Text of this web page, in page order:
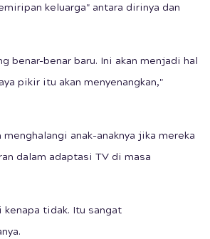
keluarga" antara dirinya dan
benar-benar baru. Ini akan menjadi hal
pikir itu akan menyenangkan,"
menghalangi anak-anaknya jika mereka
dalam adaptasi TV di masa
kenapa tidak. Itu sangat